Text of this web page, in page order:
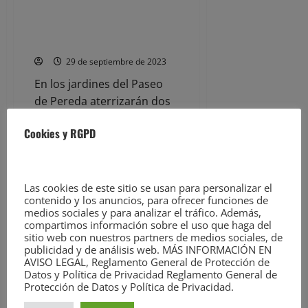
26
de
marzo
29 de septiembre de 2023
En los jardines del Paseo
de Pereda aterrizarán dos
Delegación de Defensa
más
acerca
de
La
exposición
del
Servicio
Aéreo
de
la
Guardia
Civil
llega
Noticias
El 5 de octubre la Fundación
Santander Creativa acogerá a
las compañías Arte en Escena,
Rita Cofiño y Ruth Garreta
29 de septiembre de 2023
Cookies y RGPD
Las cookies de este sitio se usan para personalizar el
contenido y los anuncios, para ofrecer funciones de
medios sociales y para analizar el tráfico. Además,
compartimos información sobre el uso que haga del
sitio web con nuestros partners de medios sociales, de
publicidad y de análisis web. MÁS INFORMACIÓN EN
AVISO LEGAL, Reglamento General de Protección de
Datos y Política de Privacidad Reglamento General de
Protección de Datos y Política de Privacidad.